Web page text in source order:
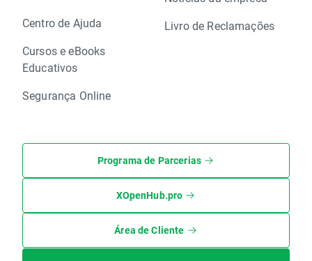
Centro de Ajuda
Cursos e eBooks
Educativos
Segurança Online
Livro de Reclamações
Programa de Parcerias
XOpenHub.pro
Área de Cliente